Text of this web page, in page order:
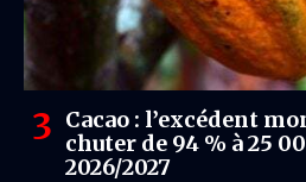
Cacao : l’excédent
chuter de 94 % à 25
2026/2027